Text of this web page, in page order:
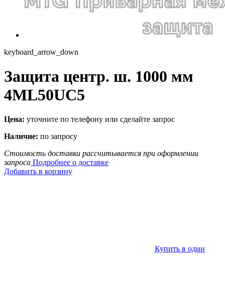
keyboard_arrow_down
Защита центр. ш. 1000 мм
4ML50UC5
Цена: уточните по телефону или сделайте запрос
Наличие: по запросу
Стоимость доставки рассчитывается при оформлении
запроса Подробнее о доставке
Добавить в корзину
Купить в один